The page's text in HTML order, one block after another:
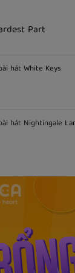
Part
hát White Keys
hát Nightingale